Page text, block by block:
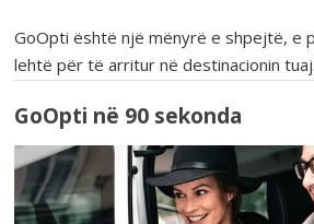
GoOpti është një mënyrë e shpejtë, e
lehtë për të arritur në destinacionin tuaj.
GoOpti në 90 sekonda